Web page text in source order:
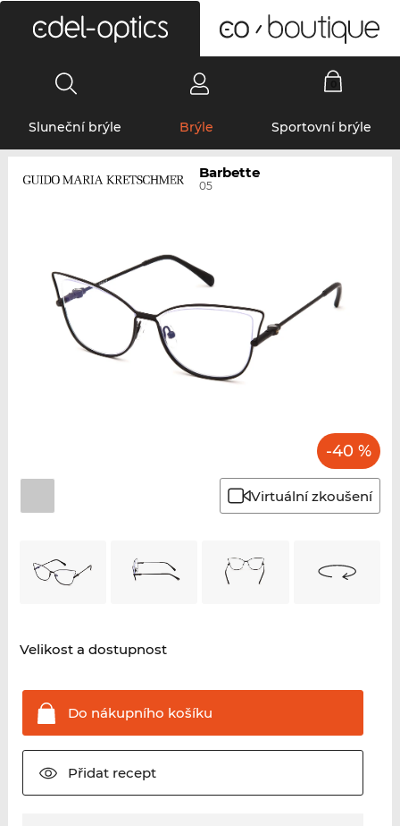
Sluneční brýle Brýle Sportovní brýle
Barbette
05
-40 %
Virtuální zkoušení
Velikost a dostupnost
Do nákupního košíku
Přidatrecept